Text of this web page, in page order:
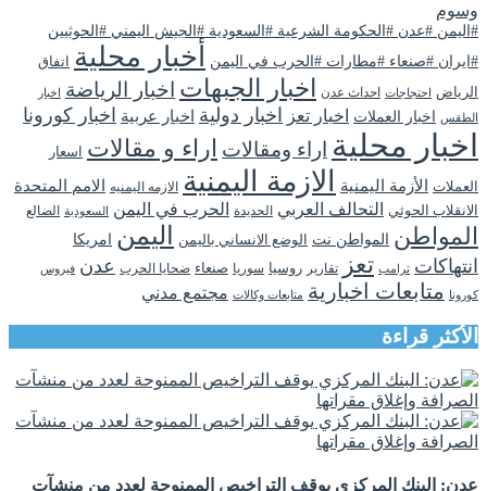
وسوم
#اليمن #عدن #الحكومة الشرعية #السعودية #الجيش اليمني #الحوثيين
#ايران #صنعاء #مطارات #الحرب في اليمن
أخبار محلية
اتفاق
الرياض
احتجاجات احداث عدن اخبار الجبهات اخبار الرياضة اخبار
الطقس
اخبار العملات اخبار تعز اخبار دولية اخبار عربية اخبار كورونا
اخبار محلية اراء ومقالات اراء و مقالات اسعار
العملات الأزمة اليمنية الازمة اليمنية الازمه اليمنيه الامم المتحدة
الانقلاب الحوثي التحالف العربي الحديدة الحرب في اليمن السعودية الضالع
المواطن المواطن نت الوضع الانساني باليمن اليمن امريكا
انتهاكات ترامب تعز تقارير روسيا سوريا صنعاء ضحايا الحرب عدن فيروس
كورونا متابعات اخبارية متابعات وكالات مجتمع مدني
الأكثر قراءة
عدن: البنك المركزي يوقف التراخيص الممنوحة لعدد من منشآت